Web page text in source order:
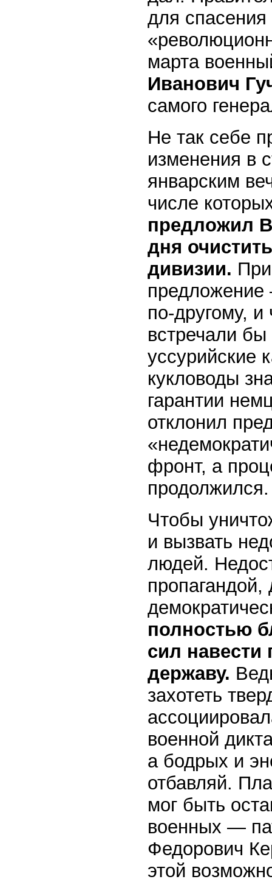
для
марта
Иванович
самого
Не так себе
изменения в
январским
числе
предложил
дня
дивизии.
предложение
по-другому,
встречали
уссурийские
кукловоды
гарантии
отклонил
фронт, а
Чтобы
и вызвать
людей.
пропагандой,
полностью
сил навести
державу.
захотеть
военной
а бодрых и
отбавляй.
мог быть
военных —
Федорович
этой